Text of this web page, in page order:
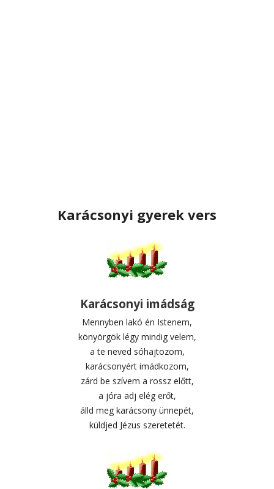
Karácsonyi gyerek vers
Karácsonyi imádság
Mennyben lakó én Istenem,
könyörgök légy mindig velem,
a te neved sóhajtozom,
karácsonyért imádkozom,
zárd be szívem a rossz előtt,
a jóra adj elég erőt,
álld meg karácsony ünnepét,
küldjed Jézus szeretetét.